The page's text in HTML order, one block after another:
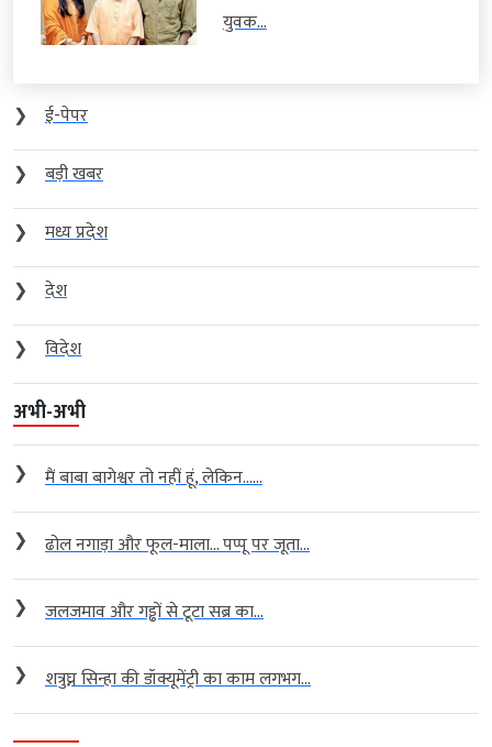
युवक...
❯
ई-पेपर
❯
बड़ी खबर
❯
मध्य प्रदेश
❯
देश
❯
विदेश
अभी-अभी
❯ मैं बाबा बागेश्वर तो नहीं हूं, लेकिन…...
❯ ढोल नगाड़ा और फूल-माला… पप्पू पर जूता...
❯ जलजमाव और गड्ढों से टूटा सब्र का...
❯ शत्रुघ्न सिन्हा की डॉक्यूमेंट्री का काम लगभग...